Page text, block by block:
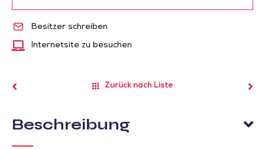
Besitzer schreiben
Internetsite zu besuchen
Zurück nach Liste
Beschreibung